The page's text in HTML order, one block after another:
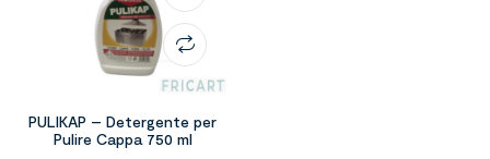
PULIKAP – Detergente per
Pulire Cappa 750 ml